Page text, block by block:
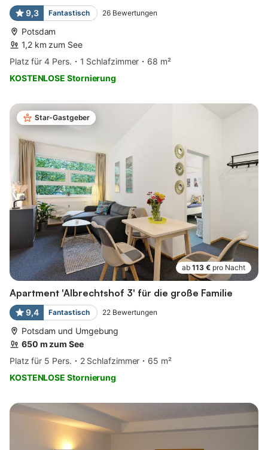
9,3 Fantastisch 26 Bewertungen
Potsdam
1,2 km zum See
Platz für 4 Pers.
1 Schlafzimmer
68 m²
KOSTENLOSE Stornierung
Star-Gastgeber
ab 113 € pro Nacht
Apartment 'Albrechtshof 3' für die große Familie
9,4 Fantastisch 22 Bewertungen
Potsdam und Umgebung
650 m zum See
Platz für 5 Pers.
2 Schlafzimmer
65 m²
KOSTENLOSE Stornierung